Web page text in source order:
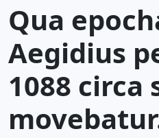
Qua
Aegidius
1088 circa